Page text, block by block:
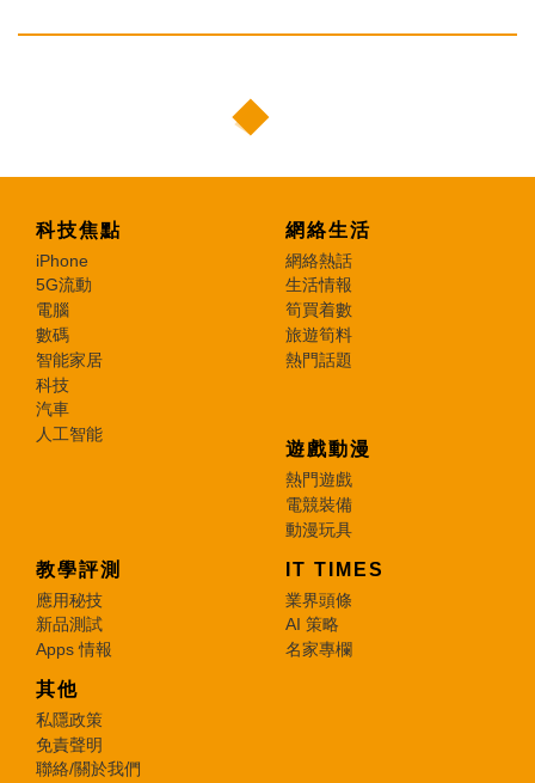
科技焦點
iPhone
5G流動
電腦
數碼
智能家居
科技
汽車
人工智能
網絡生活
網絡熱話
生活情報
筍買着數
旅遊筍料
熱門話題
遊戲動漫
熱門遊戲
電競裝備
動漫玩具
教學評測
應用秘技
新品測試
Apps 情報
IT TIMES
業界頭條
AI 策略
名家專欄
其他
私隱政策
免責聲明
聯絡/關於我們